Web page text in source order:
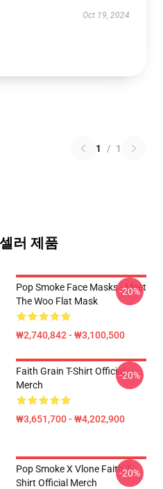
Oct 19, 2024
1 / 1
러 제품
Pop Smoke Face Masks - Meet
The Woo Flat Mask
₩2,740,842 - ₩3,100,500
-20%
Faith Grain T-Shirt Official
Merch
₩3,651,700 - ₩4,202,900
-20%
Pop Smoke X Vlone Faith T-
Shirt Official Merch
-20%